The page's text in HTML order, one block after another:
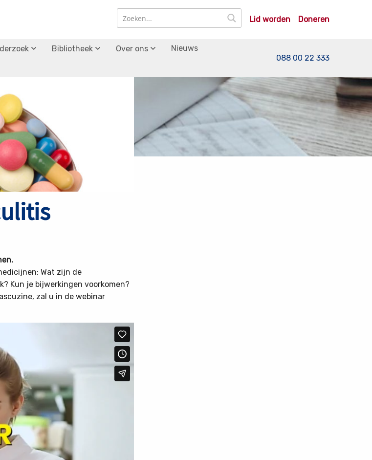
Zoek
Lid worden Doneren
Bibliotheek Over ons Nieuws
088 00 22 333
Wat zijn de
Kun je bijwerkingen voorkomen?
zal u in de webinar